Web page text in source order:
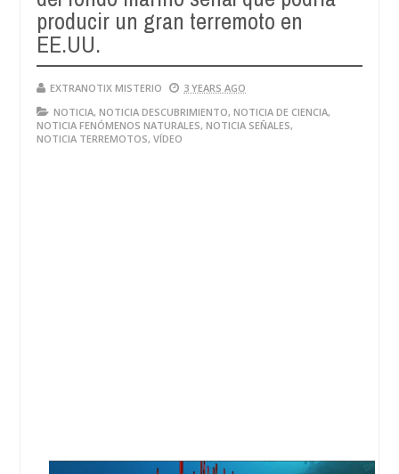
producir un gran terremoto en
EE.UU.
EXTRANOTIX MISTERIO
3 YEARS AGO
NOTICIA, NOTICIA DESCUBRIMIENTO, NOTICIA DE CIENCIA,
NOTICIA FENÓMENOS NATURALES, NOTICIA SEÑALES,
NOTICIA TERREMOTOS, VÍDEO